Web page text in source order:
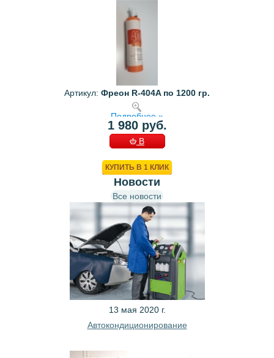
Артикул: Фреон R-404A по 1200 гр.
Подробнее »
1 980 руб.
В
КУПИТЬ В 1 КЛИК
Новости
Все новости
13 мая 2020 г.
Автокондиционирование